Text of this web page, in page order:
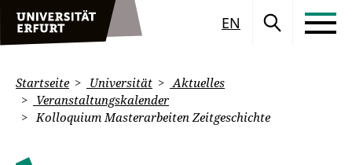
EN
Startseite Universität
Aktuelles
Veranstaltungskalender
Kolloquium Masterarbeiten Zeitgeschichte